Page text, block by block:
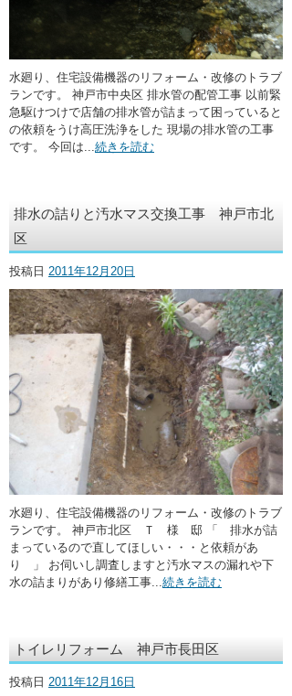
水廻り、住宅設備機器のリフォーム・改修のトラブ
ランです。 神戸市中央区 排水管の配管工事 以前緊
急駆けつけで店舗の排水管が詰まって困っていると
の依頼をうけ高圧洗浄をした 現場の排水管の工事
です。 今回は... 続きを読む
排水の詰りと汚水マス交換工事 神戸市北
区
投稿日 2011年12月20日
水廻り、住宅設備機器のリフォーム・改修のトラブ
ランです。 神戸市北区 Ｔ 様 邸 「 排水が詰
まっているので直してほしい・・・と依頼があ
り 」 お伺いし調査しますと汚水マスの漏れや下
水の詰まりがあり修繕工事... 続きを読む
トイレリフォーム 神戸市長田区
投稿日 2011年12月16日